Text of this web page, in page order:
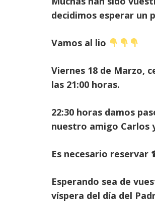
decidimos esperar un
Vamos al lio
Viernes 18 de Marzo,
las 21:00 horas.
22:30 horas damos
nuestro amigo Carlos
Es necesario
Esperando sea de
víspera del día del